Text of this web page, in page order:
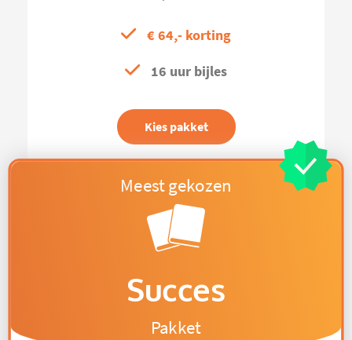
€ 64,- korting
16 uur bijles
Kies pakket
Succes
Pakket